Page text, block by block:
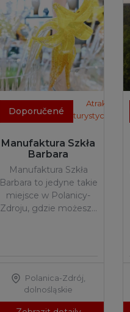
Doporučené
Atrakcje
turystyczne
Manufaktura Szkła
Barbara
Manufaktura Szkła
Barbara to jedyne takie
miejsce w Polanicy-
Zdroju, gdzie możesz…
Polanica-Zdrój,
dolnośląskie